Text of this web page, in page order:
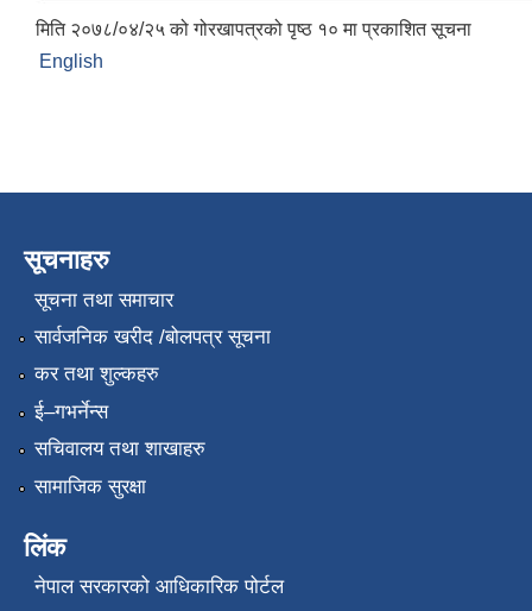
मिति २०७८/०४/२५ को गोरखापत्रको पृष्ठ १० मा प्रकाशित सूचना
English
सूचनाहरु
सूचना तथा समाचार
सार्वजनिक खरीद /बोलपत्र सूचना
कर तथा शुल्कहरु
ई–गभर्नेन्स
सचिवालय तथा शाखाहरु
सामाजिक सुरक्षा
लिंक
नेपाल सरकारको आधिकारिक पोर्टल